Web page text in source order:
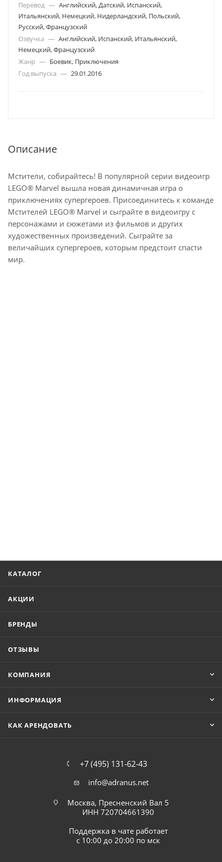
Перевод — Английский, Датский, Испанский,
Итальянский, Немецкий, Нидерландский, Польский,
Русский, Французский
Озвучка — Английский, Испанский, Итальянский,
Немецкий, Французский
Жанр — Боевик, Приключения
Год выпуска — 29.01.2016
Описание
Мстители, собирайтесь! В популярной серии видеоигр
LEGO® Marvel вышла новая динамичная игра о
приключениях супергероев. Присоединитесь к команде
Мстителей LEGO® Marvel и сыграйте в видеоигру с
персонажами и сюжетами из фильмов и других
художественных произведений. Сыграйте за
величайших супергероев, которым предстоит спасти
мир.
КАТАЛОГ
АКЦИИ
БРЕНДЫ
ОТЗЫВЫ
КОМПАНИЯ
ИНФОРМАЦИЯ
КАК АРЕНДОВАТЬ
+7 (495) 131-62-43
info@adranus.net
Москва, Пресненский Вал 5
ИНН 720704661390
Поддержка в чате работает
с 10:00 до 20:00 по мск